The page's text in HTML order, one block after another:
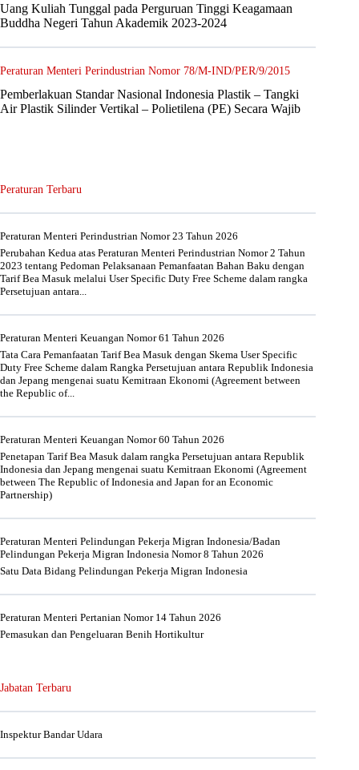
Uang Kuliah Tunggal pada Perguruan Tinggi Keagamaan
Buddha Negeri Tahun Akademik 2023-2024
Peraturan Menteri Perindustrian Nomor 78/M-IND/PER/9/2015
Pemberlakuan Standar Nasional Indonesia Plastik – Tangki
Air Plastik Silinder Vertikal – Polietilena (PE) Secara Wajib
Peraturan Terbaru
Peraturan Menteri Perindustrian Nomor 23 Tahun 2026
Perubahan Kedua atas Peraturan Menteri Perindustrian Nomor 2 Tahun
2023 tentang Pedoman Pelaksanaan Pemanfaatan Bahan Baku dengan
Tarif Bea Masuk melalui User Specific Duty Free Scheme dalam rangka
Persetujuan antara...
Peraturan Menteri Keuangan Nomor 61 Tahun 2026
Tata Cara Pemanfaatan Tarif Bea Masuk dengan Skema User Specific
Duty Free Scheme dalam Rangka Persetujuan antara Republik Indonesia
dan Jepang mengenai suatu Kemitraan Ekonomi (Agreement between
the Republic of...
Peraturan Menteri Keuangan Nomor 60 Tahun 2026
Penetapan Tarif Bea Masuk dalam rangka Persetujuan antara Republik
Indonesia dan Jepang mengenai suatu Kemitraan Ekonomi (Agreement
between The Republic of Indonesia and Japan for an Economic
Partnership)
Peraturan Menteri Pelindungan Pekerja Migran Indonesia/Badan
Pelindungan Pekerja Migran Indonesia Nomor 8 Tahun 2026
Satu Data Bidang Pelindungan Pekerja Migran Indonesia
Peraturan Menteri Pertanian Nomor 14 Tahun 2026
Pemasukan dan Pengeluaran Benih Hortikultur
Jabatan Terbaru
Inspektur Bandar Udara